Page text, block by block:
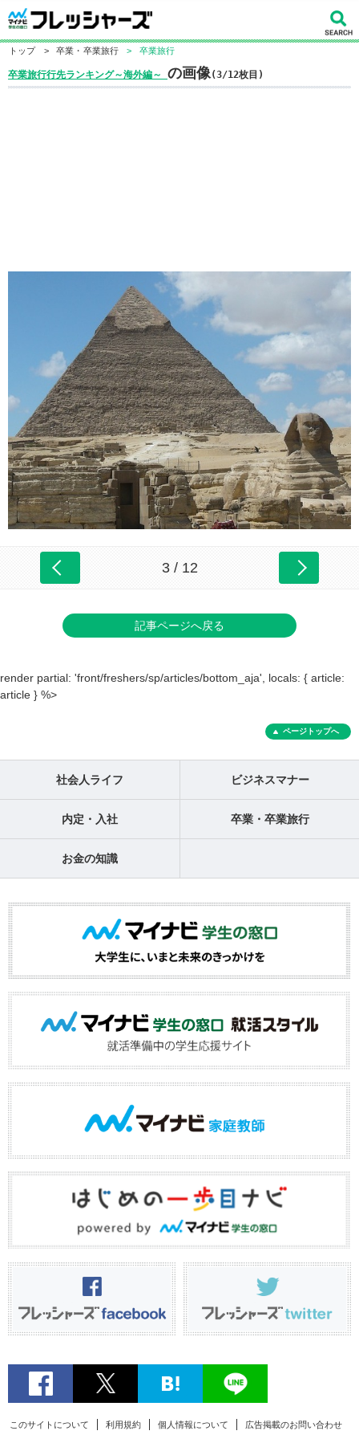
トップ > 卒業・卒業旅行 > 卒業旅行
卒業旅行行先ランキング～海外編～ の画像(3/12枚目)
3 / 12
記事ページへ戻る
render partial: 'front/freshers/sp/articles/bottom_aja', locals: { article:
article } %>
ページトップへ
社会人ライフ ビジネスマナー
内定・入社 卒業・卒業旅行
お金の知識
このサイトについて 利用規約 個人情報について 広告掲載のお問い合わせ